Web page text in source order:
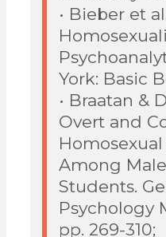
• Bieber et
York: Basic
• Braatan &
Overt and
Among
Students.
Psychology
pp. 269-310;